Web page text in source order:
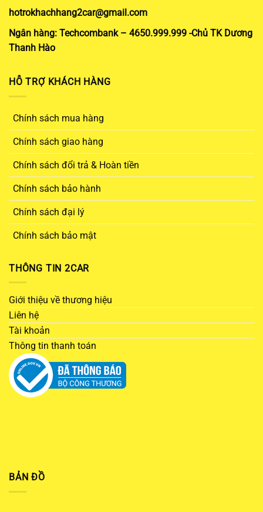
hotrokhachhang2car@gmail.com
Ngân hàng: Techcombank – 4650.999.999 -Chủ TK Dương
Thanh Hào
HỖ TRỢ KHÁCH HÀNG
Chính sách mua hàng
Chính sách giao hàng
Chính sách đổi trả & Hoàn tiền
Chính sách bảo hành
Chính sách đại lý
Chính sách bảo mật
THÔNG TIN 2CAR
Giới thiệu về thương hiệu
Liên hệ
Tài khoản
Thông tin thanh toán
BẢN ĐỒ